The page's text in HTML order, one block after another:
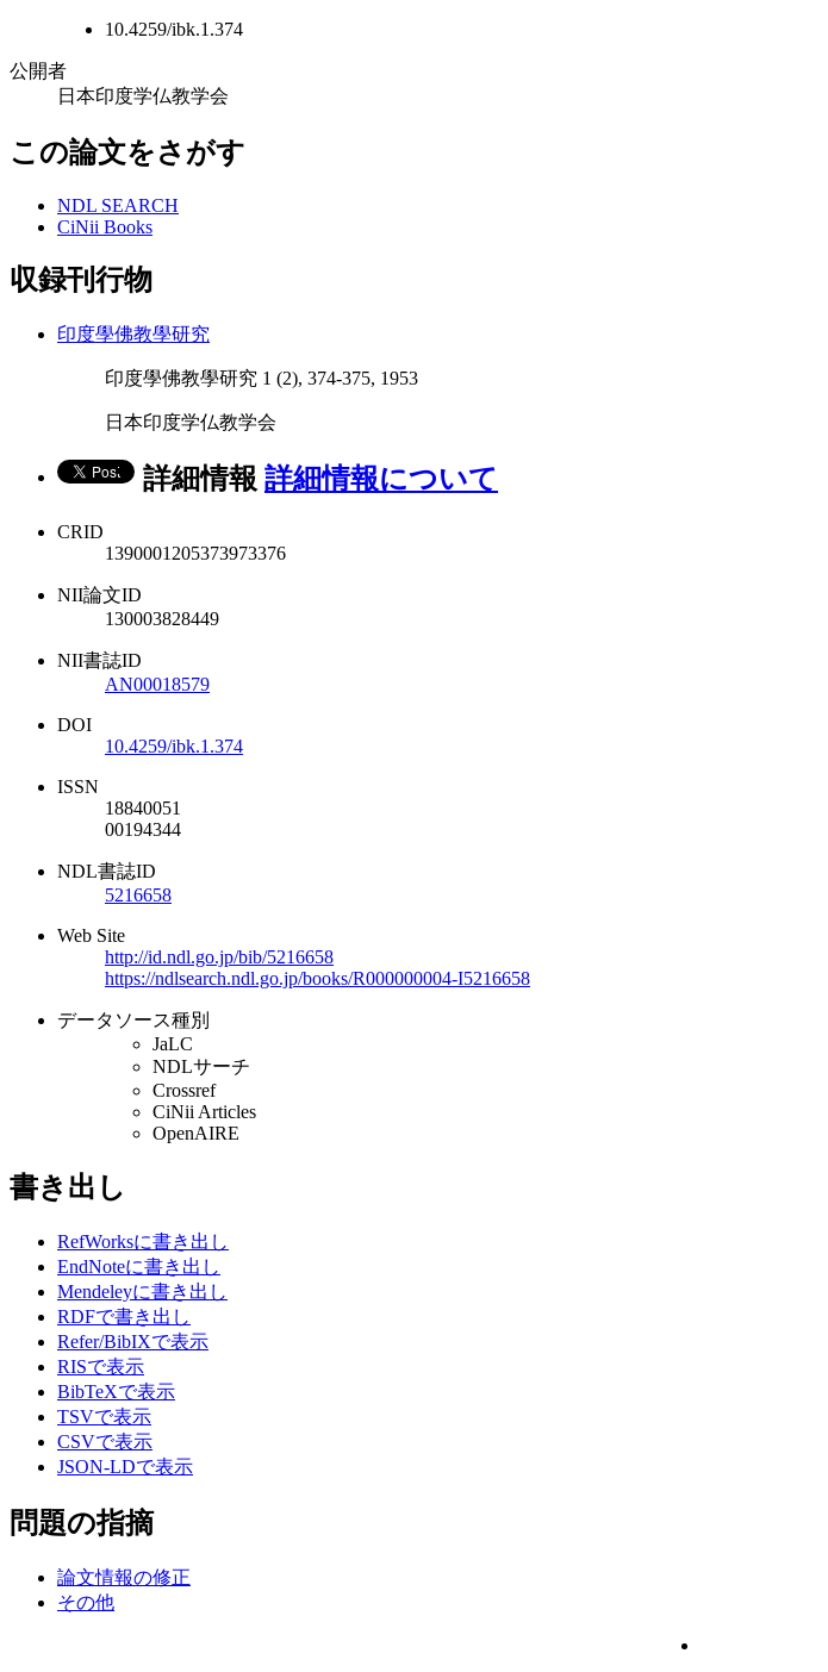
10.4259/ibk.1.374
公開者
日本印度学仏教学会
この論文をさがす
NDL SEARCH
CiNii Books
収録刊行物
印度學佛教學研究
印度學佛教學研究 1 (2), 374-375, 1953
日本印度学仏教学会
詳細情報 詳細情報について
CRID
1390001205373973376
NII論文ID
130003828449
NII書誌ID
AN00018579
DOI
10.4259/ibk.1.374
ISSN
18840051
00194344
NDL書誌ID
5216658
Web Site
http://id.ndl.go.jp/bib/5216658
https://ndlsearch.ndl.go.jp/books/R000000004-I5216658
データソース種別
JaLC
NDLサーチ
Crossref
CiNii Articles
OpenAIRE
書き出し
RefWorksに書き出し
EndNoteに書き出し
Mendeleyに書き出し
RDFで書き出し
Refer/BibIXで表示
RISで表示
BibTeXで表示
TSVで表示
CSVで表示
JSON-LDで表示
問題の指摘
論文情報の修正
その他